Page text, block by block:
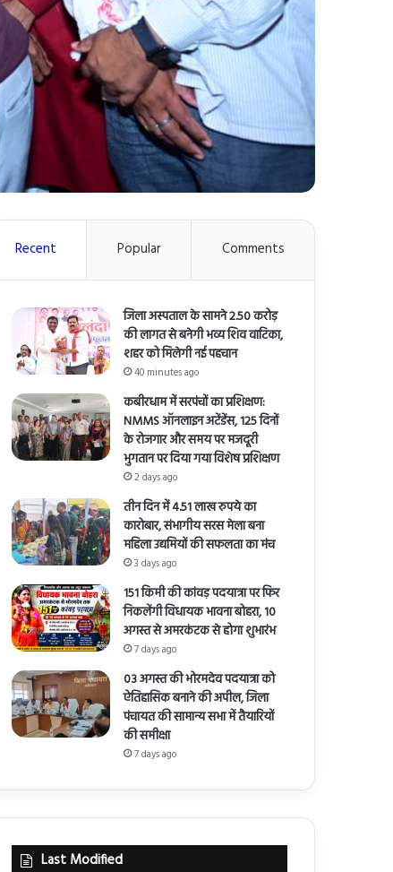
Recent Popular Comments
जिला अस्पताल के सामने 2.50 करोड़
की लागत से बनेगी भव्य शिव वाटिका,
शहर को मिलेगी नई पहचान
40 minutes ago
कबीरधाम में सरपंचों का प्रशिक्षण:
NMMS ऑनलाइन अटेंडेंस, 125 दिनों
के रोजगार और समय पर मजदूरी
भुगतान पर दिया गया विशेष प्रशिक्षण
2 days ago
तीन दिन में 4.51 लाख रुपये का
कारोबार, संभागीय सरस मेला बना
महिला उद्यमियों की सफलता का मंच
3 days ago
151 किमी की कांवड़ पदयात्रा पर फिर
निकलेंगी विधायक भावना बोहरा, 10
अगस्त से अमरकंटक से होगा शुभारंभ
7 days ago
03 अगस्त की भोरमदेव पदयात्रा को
ऐतिहासिक बनाने की अपील, जिला
पंचायत की सामान्य सभा में तैयारियों
की समीक्षा
7 days ago
Last Modified